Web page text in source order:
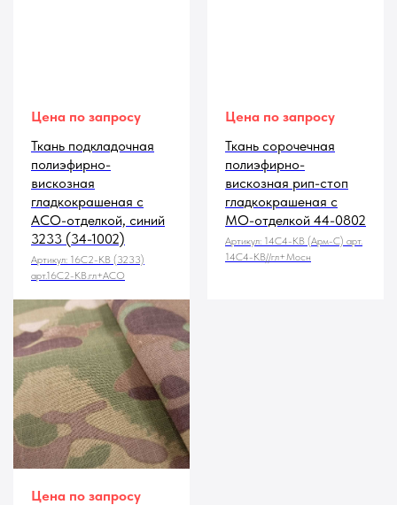
Цена по запросу
Ткань подкладочная
полиэфирно-
вискозная
гладкокрашеная с
АСО-отделкой, синий
3233 (34-1002)
Артикул: 16С2-КВ (3233)
арт.16С2-КВ.гл+АСО
Цена по запросу
Ткань сорочечная
полиэфирно-
вискозная рип-стоп
гладкокрашеная с
МО-отделкой 44-0802
Артикул: 14С4-КВ (Арм-С) арт.
14С4-КВ//гл+Мосн
Цена по запросу